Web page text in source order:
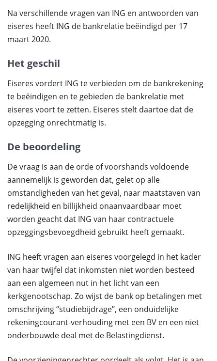
Na verschillende vragen van ING en antwoorden van
eiseres heeft ING de bankrelatie beëindigd per 17
maart 2020.
Het geschil
Eiseres vordert ING te verbieden om de bankrekening
te beëindigen en te gebieden de bankrelatie met
eiseres voort te zetten. Eiseres stelt daartoe dat de
opzegging onrechtmatig is.
De beoordeling
De vraag is aan de orde of voorshands voldoende
aannemelijk is geworden dat, gelet op alle
omstandigheden van het geval, naar maatstaven van
redelijkheid en billijkheid onaanvaardbaar moet
worden geacht dat ING van haar contractuele
opzeggingsbevoegdheid gebruikt heeft gemaakt.
ING heeft vragen aan eiseres voorgelegd in het kader
van haar twijfel dat inkomsten niet worden besteed
aan een algemeen nut in het licht van een
kerkgenootschap. Zo wijst de bank op betalingen met
omschrijving “studiebijdrage”, een onduidelijke
rekeningcourant-verhouding met een BV en een niet
onderbouwde deal met de Belastingdienst.